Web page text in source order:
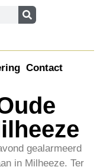
Contact
gealarmeerd
in Milheeze. Ter